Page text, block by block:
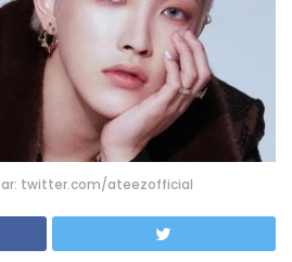
twitter.com/ateezofficial